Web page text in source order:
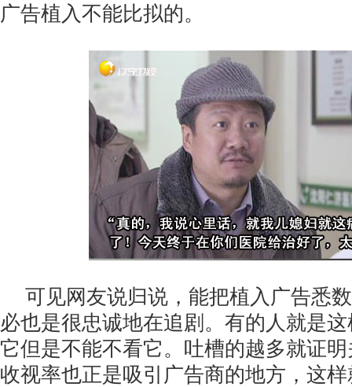
广告植入不能比拟的。
可见网友说归说，能把植入广告悉
必也是很忠诚地在追剧。有的人就是
它但是不能不看它。吐槽的越多就证
收视率也正是吸引广告商的地方，这